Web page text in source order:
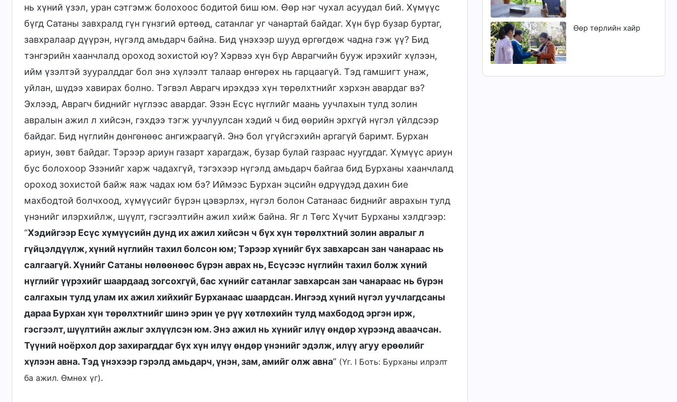
нь хүний үзэл, уран сэтгэмж болохоос бодитой биш юм. Өөр нэг чухал асуудал бий. Хүмүүс
бүгд Сатаны завхралд гүн гүнзгий өртөөд, сатанлаг уг чанартай байдаг. Хүн бүр бузар буртаг,
завхралаар дүүрэн, нүгэлд амьдарч байна. Бид үнэхээр шууд өргөгдөж чадна гэж үү? Бид
тэнгэрийн хаанчлалд ороход зохистой юу? Хэрвээ хүн бүр Аврагчийн бууж ирэхийг хүлээн,
ийм үзэлтэй зууралддаг бол энэ хүлээлт талаар өнгөрөх нь гарцаагүй. Тэд гамшигт унаж,
уйлан, шүдээ хавирах болно. Тэгвэл Аврагч ирэхдээ хүн төрөлхтнийг хэрхэн авардаг вэ?
Эхлээд, Аврагч биднийг нүглээс авардаг. Эзэн Есүс нүглийг маань уучлахын тулд золин
авралын ажил л хийсэн, гэхдээ тэгж уучлуулсан хэдий ч бид өөрийн эрхгүй нүгэл үйлдсээр
байдаг. Бид нүглийн дөнгөнөөс ангижраагүй. Энэ бол үгүйсгэхийн аргагүй баримт. Бурхан
ариун, зөвт байдаг. Тэрээр ариун газарт харагдаж, бузар булай газраас нуугддаг. Хүмүүс ариун
бус болохоор Эзэнийг харж чадахгүй, тэгэхээр нүгэлд амьдарч байгаа бид Бурханы хаанчлалд
ороход зохистой байж яаж чадах юм бэ? Иймээс Бурхан эцсийн өдрүүдэд дахин бие
махбодтой болчхоод, хүмүүсийг бүрэн цэвэрлэх, нүгэл болон Сатанаас биднийг аврахын тулд
үнэнийг илэрхийлж, шүүлт, гэсгээлтийн ажил хийж байна. Яг л Төгс Хүчит Бурханы хэлдгээр:
“Хэдийгээр Есүс хүмүүсийн дунд их ажил хийсэн ч бүх хүн төрөлхтний золин авралыг л
гүйцэлдүүлж, хүний нүглийн тахил болсон юм; Тэрээр хүнийг бүх завхарсан зан чанараас нь
салгаагүй. Хүнийг Сатаны нөлөөнөөс бүрэн аврах нь, Есүсээс нүглийн тахил болж хүний
нүглийг үүрэхийг шаардаад зогсохгүй, бас хүнийг сатанлаг завхарсан зан чанараас нь бүрэн
салгахын тулд улам их ажил хийхийг Бурханаас шаардсан. Ингээд хүний нүгэл уучлагдсаны
дараа Бурхан хүн төрөлхтнийг шинэ эрин үе рүү хөтлөхийн тулд махбодод эргэн ирж,
гэсгээлт, шүүлтийн ажлыг эхлүүлсэн юм. Энэ ажил нь хүнийг илүү өндөр хүрээнд аваачсан.
Түүний ноёрхол дор захирагддаг бүх хүн илүү өндөр үнэнийг эдэлж, илүү агуу ерөөлийг
хүлээн авна. Тэд үнэхээр гэрэлд амьдарч, үнэн, зам, амийг олж авна” (Үг. I Боть: Бурханы илрэлт
ба ажил. Өмнөх үг).
Өөр төрлийн хайр